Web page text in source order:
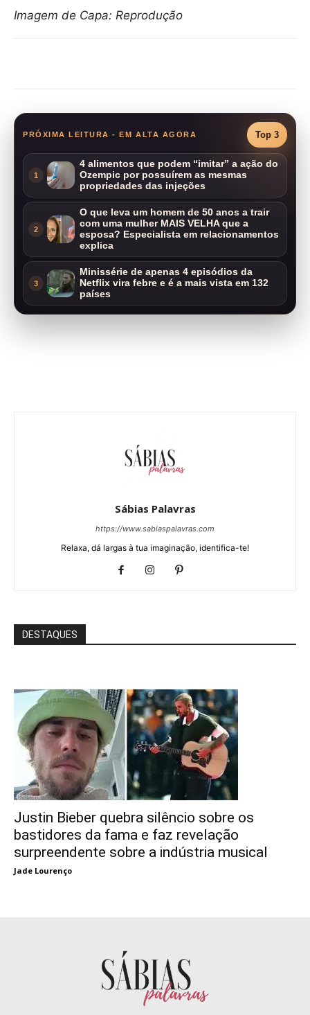
Imagem de Capa: Reprodução
PRÓXIMA LEITURA - EM ALTA AGORA Top 3
1
4 alimentos que podem “imitar” a ação do
Ozempic por possuírem as mesmas
propriedades das injeções
2
O que leva um homem de 50 anos a trair
com uma mulher MAIS VELHA que a
esposa? Especialista em relacionamentos
explica
3
Minissérie de apenas 4 episódios da
Netflix vira febre e é a mais vista em 132
países
Sábias Palavras
https://www.sabiaspalavras.com
Relaxa, dá largas à tua imaginação, identifica-te!
DESTAQUES
Justin Bieber quebra silêncio sobre os
bastidores da fama e faz revelação
surpreendente sobre a indústria musical
Jade Lourenço